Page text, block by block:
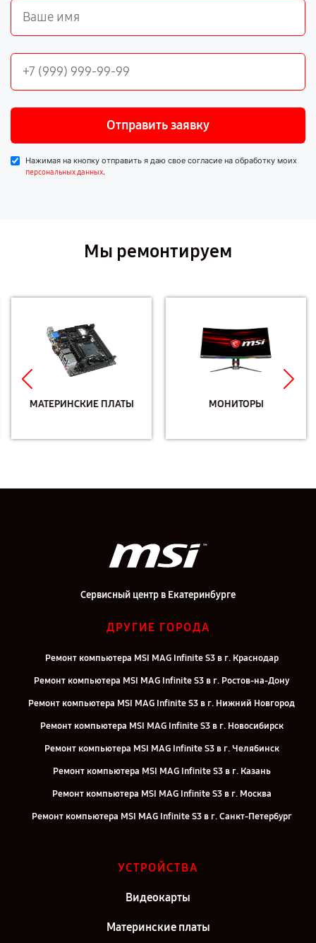
Отправить заявку
Нажимая на кнопку отправить я даю свое согласие на обработку моих
персональных данных.
Мы ремонтируем
МАТЕРИНСКИЕ ПЛАТЫ МОНИТОРЫ
Сервисный центр в Екатеринбурге
ДРУГИЕ ГОРОДА
Ремонт компьютера MSI MAG Infinite S3 в г. Краснодар
Ремонт компьютера MSI MAG Infinite S3 в г. Ростов-на-Дону
Ремонт компьютера MSI MAG Infinite S3 в г. Нижний Новгород
Ремонт компьютера MSI MAG Infinite S3 в г. Новосибирск
Ремонт компьютера MSI MAG Infinite S3 в г. Челябинск
Ремонт компьютера MSI MAG Infinite S3 в г. Казань
Ремонт компьютера MSI MAG Infinite S3 в г. Москва
Ремонт компьютера MSI MAG Infinite S3 в г. Санкт-Петербург
УСТРОЙСТВА
Видеокарты
Материнские платы